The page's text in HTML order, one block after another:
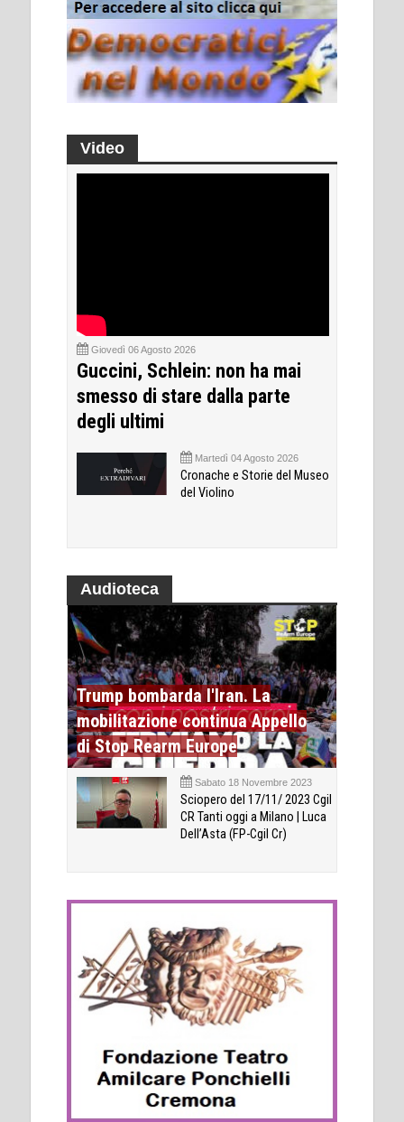
Video
Giovedì 06 Agosto 2026
Guccini, Schlein: non ha mai
smesso di stare dalla parte
degli ultimi
Martedì 04 Agosto 2026
Cronache e Storie del Museo
del Violino
Audioteca
Trump bombarda l'Iran. La
mobilitazione continua Appello
di Stop Rearm Europe
Sabato 18 Novembre 2023
Sciopero del 17/11/ 2023 Cgil
CR Tanti oggi a Milano | Luca
Dell’Asta (FP-Cgil Cr)